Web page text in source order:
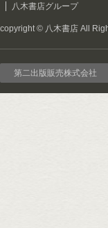
八木書店グループ
copyright © 八木書店 All
第二出版販売株式会社